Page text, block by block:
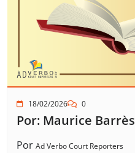
18/02/2026 0
Por: Maurice Barrès
Por Ad Verbo Court Reporters